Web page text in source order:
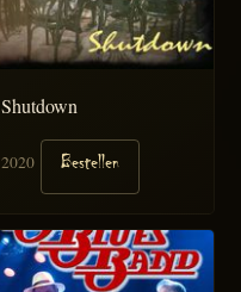
Shutdown
2020 Bestellen